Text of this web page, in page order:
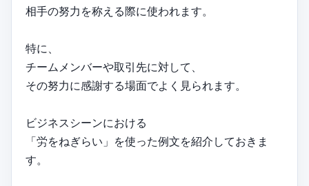
相手の努力を称える際に使われます。
特に、
チームメンバーや取引先に対して、
その努力に感謝する場面でよく見られます。
ビジネスシーンにおける
「労をねぎらい」を使った例文を紹介しておきま
す。